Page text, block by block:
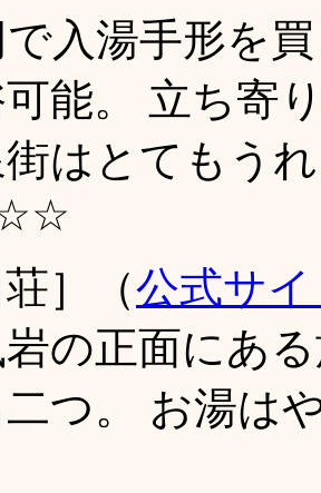
で入湯手形を
可能。 立ち寄
はとてもう
荘］（公式サ
岩の正面にあ
二つ。 お湯は